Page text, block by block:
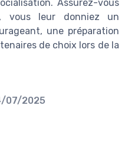
Assurez-vous
vous leur donniez un
une préparation
de choix lors de la
07/2025